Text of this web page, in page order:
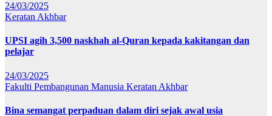
24/03/2025
Keratan Akhbar
UPSI agih 3,500 naskhah al-Quran kepada kakitangan dan
pelajar
24/03/2025
Fakulti Pembangunan Manusia Keratan Akhbar
Bina semangat perpaduan dalam diri sejak awal usia